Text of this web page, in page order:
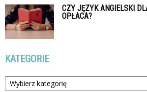
CZY JĘZYK ANGIELSKI
OPŁACA?
KATEGORIE
Kategorie